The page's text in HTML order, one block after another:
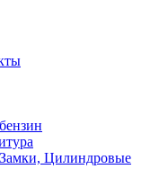
Замки, Цилиндровые